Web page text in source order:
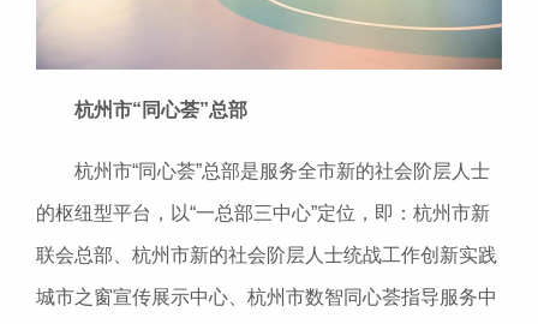
杭州市“同心荟”总部
杭州市“同心荟”总部是服务全市新的社会阶层人士
的枢纽型平台，以“一总部三中心”定位，即：杭州市新
联会总部、杭州市新的社会阶层人士统战工作创新实践
城市之窗宣传展示中心、杭州市数智同心荟指导服务中